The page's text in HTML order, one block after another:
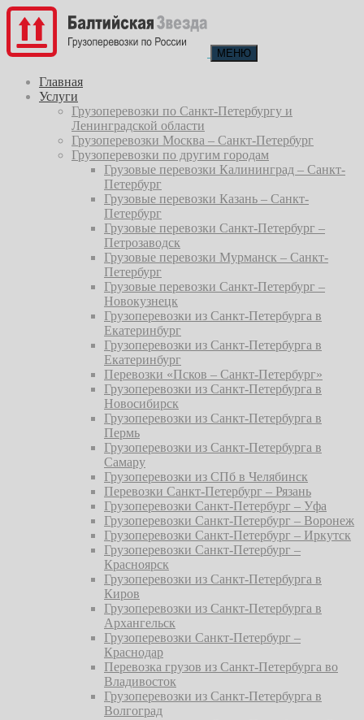
МЕНЮ
Главная
Услуги
Грузоперевозки по Санкт-Петербургу и
Ленинградской области
Грузоперевозки Москва – Санкт-Петербург
Грузоперевозки по другим городам
Грузовые перевозки Калининград – Санкт-
Петербург
Грузовые перевозки Казань – Санкт-
Петербург
Грузовые перевозки Санкт-Петербург –
Петрозаводск
Грузовые перевозки Мурманск – Санкт-
Петербург
Грузовые перевозки Санкт-Петербург –
Новокузнецк
Грузоперевозки из Санкт-Петербурга в
Екатеринбург
Грузоперевозки из Санкт-Петербурга в
Екатеринбург
Перевозки «Псков – Санкт-Петербург»
Грузоперевозки из Санкт-Петербурга в
Новосибирск
Грузоперевозки из Санкт-Петербурга в
Пермь
Грузоперевозки из Санкт-Петербурга в
Самару
Грузоперевозки из СПб в Челябинск
Перевозки Санкт-Петербург – Рязань
Грузоперевозки Санкт-Петербург – Уфа
Грузоперевозки Санкт-Петербург – Воронеж
Грузоперевозки Санкт-Петербург – Иркутск
Грузоперевозки Санкт-Петербург –
Красноярск
Грузоперевозки из Санкт-Петербурга в
Киров
Грузоперевозки из Санкт-Петербурга в
Архангельск
Грузоперевозки Санкт-Петербург –
Краснодар
Перевозка грузов из Санкт-Петербурга во
Владивосток
Грузоперевозки из Санкт-Петербурга в
Волгоград